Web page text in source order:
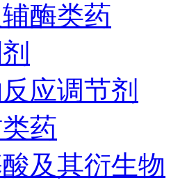
酶类药
应调节剂
药
及其衍生物